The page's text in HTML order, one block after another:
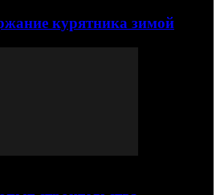
курятника зимой